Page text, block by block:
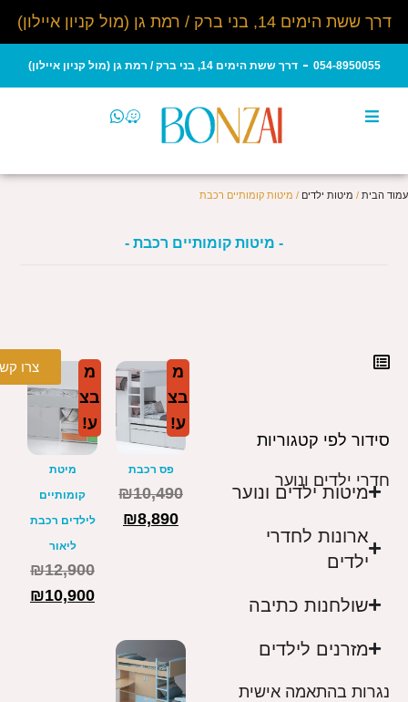
דרך ששת הימים 14, בני ברק / רמת גן (מול קניון איילון)
054-8950055 דרך ששת הימים 14, בני ברק / רמת גן (מול קניון איילון)
עמוד הבית / מיטות ילדים / מיטות קומותיים רכבת
- מיטות קומותיים רכבת -
סידור לפי קטגוריות
חדרי ילדים ונוער
מיטות ילדים ונוער
ארונות לחדרי
ילדים
שולחנות כתיבה
מזרנים לילדים
נגרות בהתאמה אישית
מ
בצ
ע!
פס רכבת
₪10,490
₪8,890
מ
בצ
ע!
מיטת
קומותיים
לילדים רכבת
ליאור
₪12,900
₪10,900
צרו